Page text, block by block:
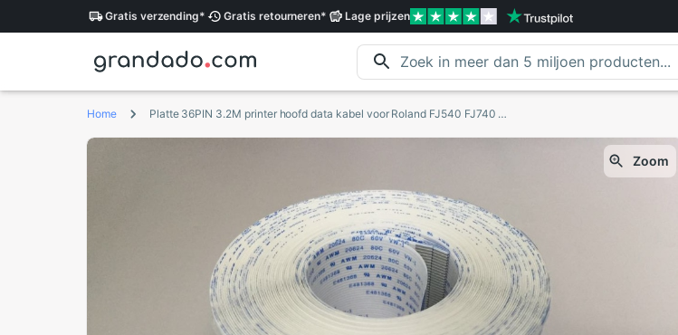
Gratis verzending* Gratis retourneren* Lageprijzen
Home Platte 36PIN 3.2M printer hoofd data kabel voor Roland FJ540 FJ740 RS640 plotter grootformaat printer
Zoom